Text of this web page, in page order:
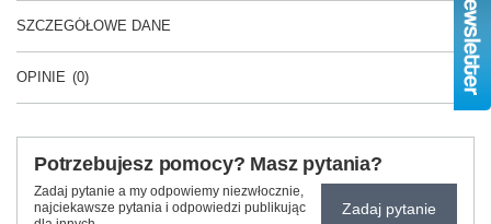
SZCZEGÓŁOWE DANE
OPINIE (0)
Potrzebujesz pomocy? Masz pytania?
Zadaj pytanie a my odpowiemy niezwłocznie,
najciekawsze pytania i odpowiedzi publikując
Zadaj pytanie